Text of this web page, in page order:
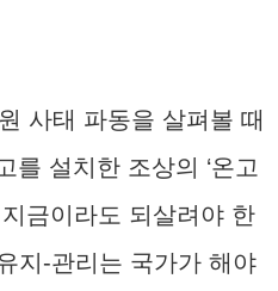
사태 파동을 살펴볼 때
를 설치한 조상의 ‘온고
금이라도 되살려야 한
지-관리는 국가가 해야